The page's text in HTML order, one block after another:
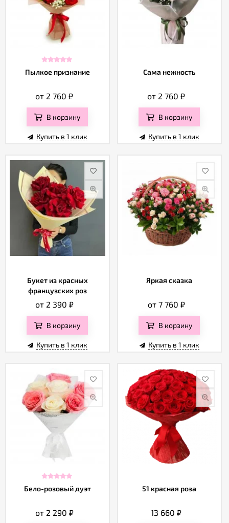
Пылкое признание
от 2 760₽
В корзину
Купить в 1 клик
Сама нежность
от 2 760₽
В корзину
Купить в 1 клик
Букет из красных
французских роз
от 2 390 ₽
В корзину
Купить в 1 клик
Яркая сказка
от 7 760 ₽
В корзину
Купить в 1 клик
Бело-розовый дуэт
от 2 290 ₽
51 красная роза
13 660₽